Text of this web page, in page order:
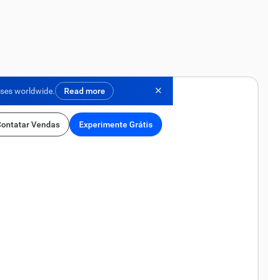
worldwide. Read more ✕
Vendas Experimente Grátis